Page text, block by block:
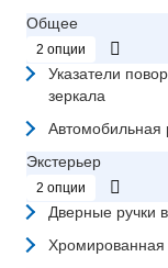
Общее
2 опции
Указатели
зеркала
Автомобильная
Экстерьер
2 опции
Дверные ручки
Хромированная